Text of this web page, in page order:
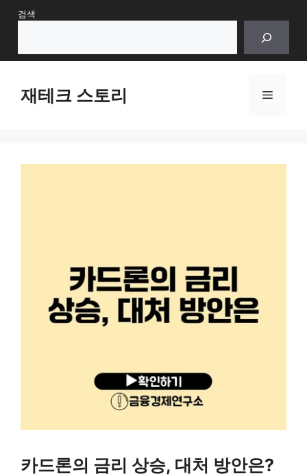
Skip검색
재테크 스토리 Menu
카드론의 금리 상승, 대처 방안은?